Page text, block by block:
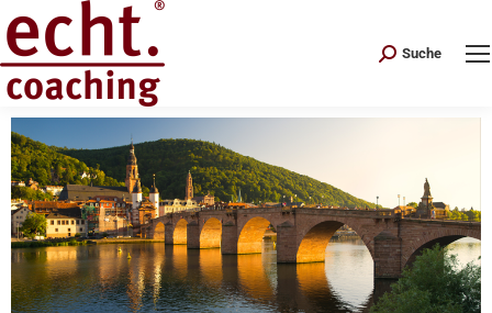
Search:
Suche